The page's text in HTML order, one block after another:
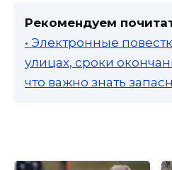
Рекомендуем
• Электронные
улицах, сроки
что важно знать